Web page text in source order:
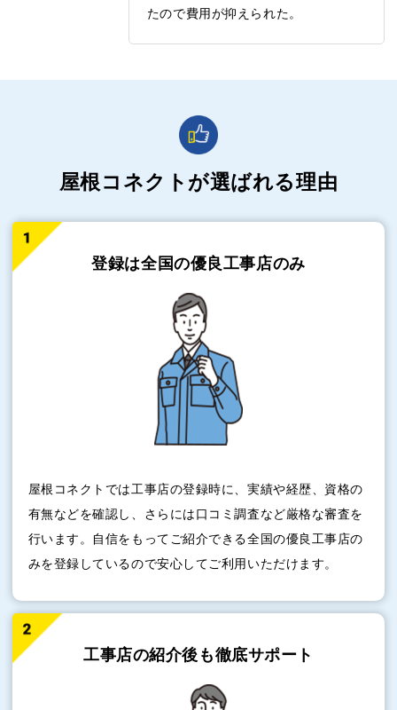
たので費用が抑えられた。
屋根コネクトが選ばれる理由
登録は全国の優良工事店のみ
屋根コネクトでは工事店の登録時に、実績や経歴、資格の
有無などを確認し、さらには口コミ調査など厳格な審査を
行います。自信をもってご紹介できる全国の優良工事店の
みを登録しているので安心してご利用いただけます。
工事店の紹介後も徹底サポート